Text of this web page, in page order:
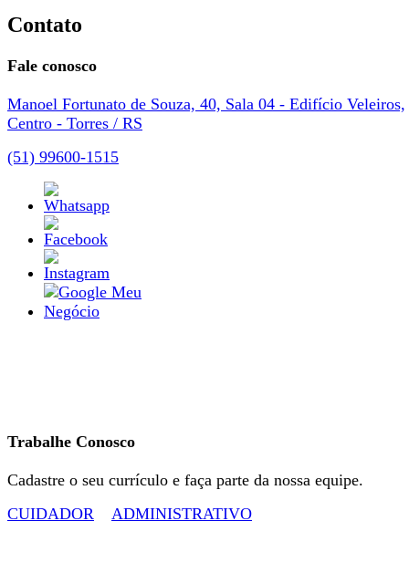
Contato
Fale conosco
Manoel Fortunato de Souza, 40, Sala 04 - Edifício Veleiros,
Centro - Torres / RS
(51) 99600-1515
Trabalhe Conosco
Cadastre o seu currículo e faça parte da nossa equipe.
CUIDADOR
ADMINISTRATIVO